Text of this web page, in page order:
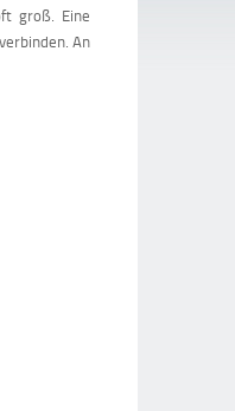
groß. Eine
An